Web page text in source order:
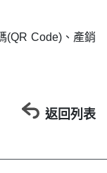
(QR Code)、產銷
返回列表